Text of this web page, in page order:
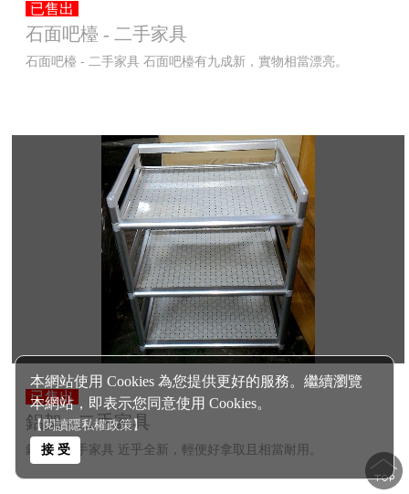
本網站使用 Cookies 為您提供更好的服務。繼續瀏覽
本網站，即表示您同意使用 Cookies。
【閱讀隱私權政策】
接 受
已售出
石面吧檯 - 二手家具
石面吧檯 - 二手家具 石面吧檯有九成新，實物相當漂亮。
已售出
鋁架 - 二手家具
鋁架 - 二手家具 近乎全新，輕便好拿取且相當耐用。